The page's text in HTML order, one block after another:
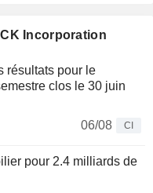
Incorporation
résultats pour le
clos le 30 juin
06/08
CI
pour 2.4 milliards de